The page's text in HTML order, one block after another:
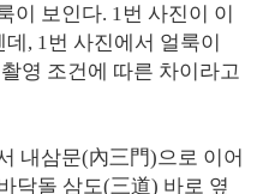
이 보인다. 1번 사진이 이
, 1번 사진에서 얼룩이
영 조건에 따른 차이라고
내삼문(內三門)으로 이어
닥돌 삼도(三道) 바로 옆